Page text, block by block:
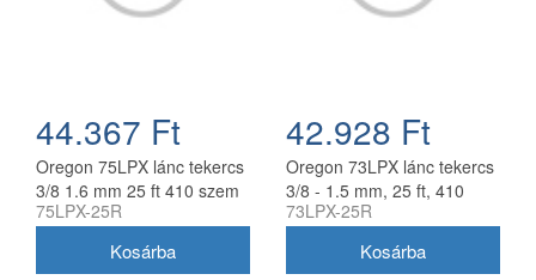
44.367 Ft
Oregon 75LPX lánc tekercs
3/8 1.6 mm 25 ft 410 szem
75LPX-25R
42.928 Ft
Oregon 73LPX lánc tekercs
3/8 - 1.5 mm, 25 ft, 410
szem
73LPX-25R